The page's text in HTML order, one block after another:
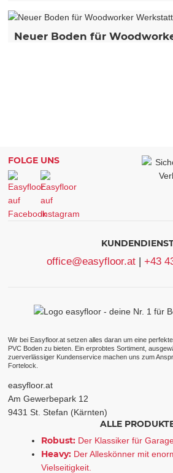
Neuer Boden für
FOLGE UNS
office@easyfloor.at | +43
Wir bei Easyfloor.at setzen alles daran um eine
PVC Boden zu bieten. Ein erprobtes Sortiment,
zuerverlässiger Kundenservice machen uns zum
Fortelock.
easyfloor.at
Am Gewerbepark 12
9431 St. Stefan (Kärnten)
ALLE
Robust: Der Klassiker für
Heavy: Der Alleskönner mit
Vielseitigkeit.